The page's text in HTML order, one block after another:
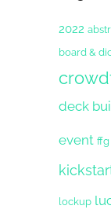
2022
board &
deck
event ffg
lockup